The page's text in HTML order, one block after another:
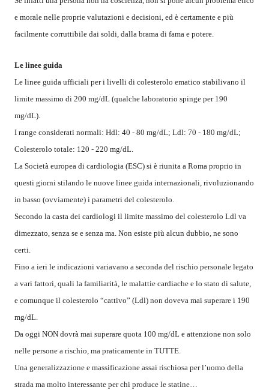
e morale nelle proprie valutazioni e decisioni, ed è certamente e più
facilmente corruttibile dai soldi, dalla brama di fama e potere.
Le linee guida
Le linee guida ufficiali per i livelli di colesterolo ematico stabilivano il
limite massimo di 200 mg/dL (qualche laboratorio spinge per 190
mg/dL).
I range considerati normali: Hdl: 40 - 80 mg/dL; Ldl: 70 - 180 mg/dL;
Colesterolo totale: 120 - 220 mg/dL.
La Società europea di cardiologia (ESC) si è riunita a Roma proprio in
questi giorni stilando le nuove linee guida internazionali, rivoluzionando
in basso (ovviamente) i parametri del colesterolo.
Secondo la casta dei cardiologi il limite massimo del colesterolo Ldl va
dimezzato, senza se e senza ma. Non esiste più alcun dubbio, ne sono
certi.
Fino a ieri le indicazioni variavano a seconda del rischio personale legato
a vari fattori, quali la familiarità, le malattie cardiache e lo stato di salute,
e comunque il colesterolo “cattivo” (Ldl) non doveva mai superare i 190
mg/dL.
Da oggi NON dovrà mai superare quota 100 mg/dL e attenzione non solo
nelle persone a rischio, ma praticamente in TUTTE.
Una generalizzazione e massificazione assai rischiosa per l’uomo della
strada ma molto interessante per chi produce le statine…